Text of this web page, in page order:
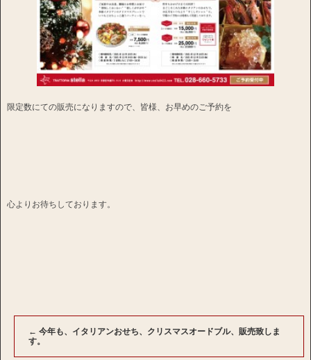
限定数にての販売になりますので、皆様、お早めのご予約を
心よりお待ちしております。
← 今年も、イタリアンおせち、クリスマスオードブル、販売致しま
す。